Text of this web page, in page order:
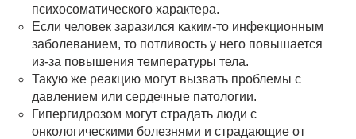
психосоматического характера.
Если человек заразился каким-то инфекционным
заболеванием, то потливость у него повышается
из-за повышения температуры тела.
Такую же реакцию могут вызвать проблемы с
давлением или сердечные патологии.
Гипергидрозом могут страдать люди с
онкологическими болезнями и страдающие от